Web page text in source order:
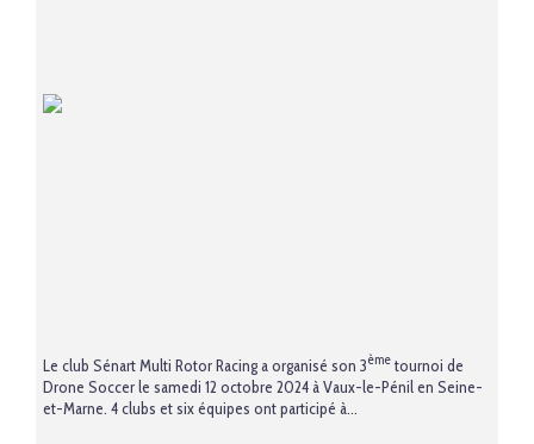
Le club Sénart Multi Rotor Racing a organisé son 3ème tournoi de
Drone Soccer le samedi 12 octobre 2024 à Vaux-le-Pénil en Seine-
et-Marne. 4 clubs et six équipes ont participé à...